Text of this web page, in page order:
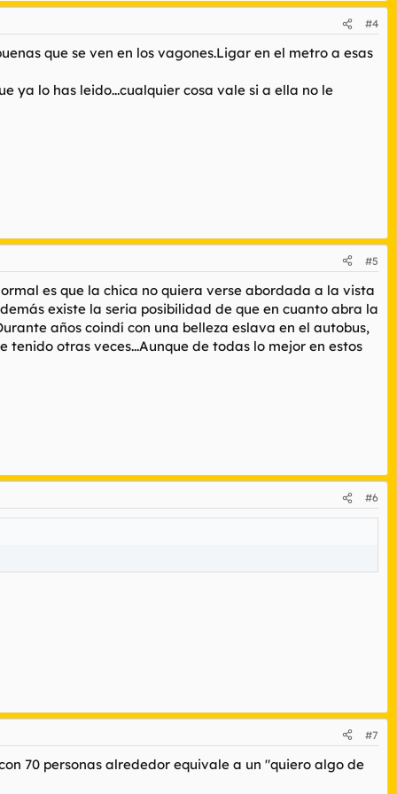
#4
que se ven en los vagones.Ligar en el metro a esas
ya lo has leido...cualquier cosa vale si a ella no le
#5
es que la chica no quiera verse abordada a la vista
existe la seria posibilidad de que en cuanto abra la
años coindí con una belleza eslava en el autobus,
otras veces...Aunque de todas lo mejor en estos
#6
#7
70 personas alrededor equivale a un "quiero algo de